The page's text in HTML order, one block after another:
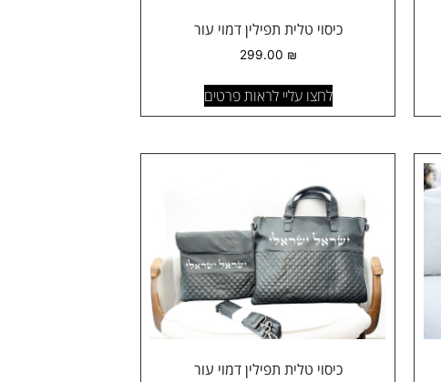
כיסוי טלית תפילין דמוי עור
299.00 ₪
לחצו עליי לראות פרטים
כיסוי טלית תפילין דמוי עור